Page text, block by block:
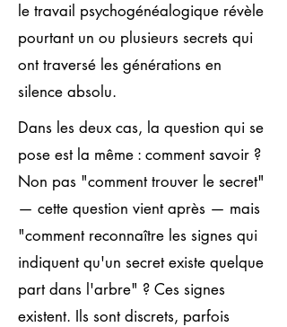
le travail psychogénéalogique révèle
pourtant un ou plusieurs secrets qui
ont traversé les générations en
silence absolu.
Dans les deux cas, la question qui se
pose est la même : comment savoir ?
Non pas "comment trouver le secret"
— cette question vient après — mais
"comment reconnaître les signes qui
indiquent qu'un secret existe quelque
part dans l'arbre" ? Ces signes
existent. Ils sont discrets, parfois